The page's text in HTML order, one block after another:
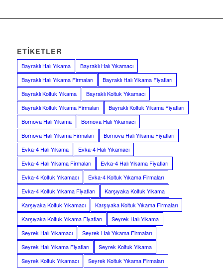
ETIKETLER
Bayraklı Halı Yıkama
Bayraklı Halı Yıkamacı
Bayraklı Halı Yıkama Firmaları
Bayraklı Halı Yıkama Fiyatları
Bayraklı Koltuk Yıkama
Bayraklı Koltuk Yıkamacı
Bayraklı Koltuk Yıkama Firmaları
Bayraklı Koltuk Yıkama Fiyatları
Bornova Halı Yıkama
Bornova Halı Yıkamacı
Bornova Halı Yıkama Firmaları
Bornova Halı Yıkama Fiyatları
Evka-4 Halı Yıkama
Evka-4 Halı Yıkamacı
Evka-4 Halı Yıkama Firmaları
Evka-4 Halı Yıkama Fiyatları
Evka-4 Koltuk Yıkamacı
Evka-4 Koltuk Yıkama Firmaları
Evka-4 Koltuk Yıkama Fiyatları
Karşıyaka Koltuk Yıkama
Karşıyaka Koltuk Yıkamacı
Karşıyaka Koltuk Yıkama Firmaları
Karşıyaka Koltuk Yıkama Fiyatları
Seyrek Halı Yıkama
Seyrek Halı Yıkamacı
Seyrek Halı Yıkama Firmaları
Seyrek Halı Yıkama Fiyatları
Seyrek Koltuk Yıkama
Seyrek Koltuk Yıkamacı
Seyrek Koltuk Yıkama Firmaları